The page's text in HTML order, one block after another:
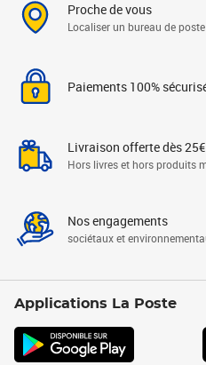
Proche de vous
Localiser un bureau de poste
Paiements 100%
Livraison offerte dès
Hors livres et hors produits
Nos engagements
sociétaux et
Applications La Poste